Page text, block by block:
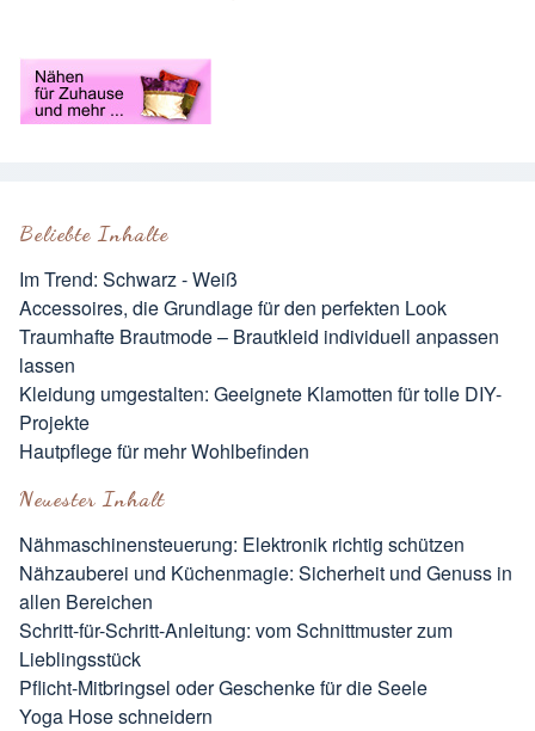
Beliebte Inhalte
Im Trend: Schwarz - Weiß
Accessoires, die Grundlage für den perfekten Look
Traumhafte Brautmode – Brautkleid individuell anpassen
lassen
Kleidung umgestalten: Geeignete Klamotten für tolle DIY-
Projekte
Hautpflege für mehr Wohlbefinden
Neuester Inhalt
Nähmaschinensteuerung: Elektronik richtig schützen
Nähzauberei und Küchenmagie: Sicherheit und Genuss in
allen Bereichen
Schritt-für-Schritt-Anleitung: vom Schnittmuster zum
Lieblingsstück
Pflicht-Mitbringsel oder Geschenke für die Seele
Yoga Hose schneidern